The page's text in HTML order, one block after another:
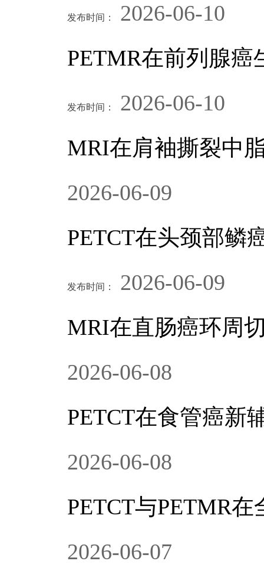
发布时间：
2026-06-10
PETMR在前列腺
发布时间：
2026-06-10
MRI在肩袖撕裂中
2026-06-09
PETCT在头颈部鳞
发布时间：
2026-06-09
MRI在直肠癌环周
2026-06-08
PETCT在食管癌新
2026-06-08
PETCT与PETMR
2026-06-07